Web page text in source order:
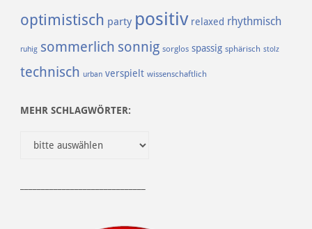
optimistisch party positiv relaxed rhythmisch
ruhig sommerlich sonnig sorglos spassig sphärisch stolz
technisch urban verspielt wissenschaftlich
MEHR SCHLAGWÖRTER: